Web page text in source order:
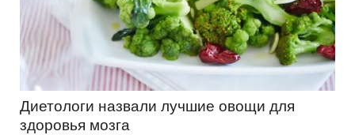
Диетологи назвали лучшие овощи для
здоровья мозга